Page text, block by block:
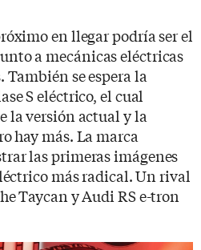
en llegar podría ser el
a mecánicas eléctricas
se espera la
S eléctrico, el cual
la versión actual y la
hay más. La marca
las primeras imágenes
más radical. Un rival
Taycan y Audi RS e-tron